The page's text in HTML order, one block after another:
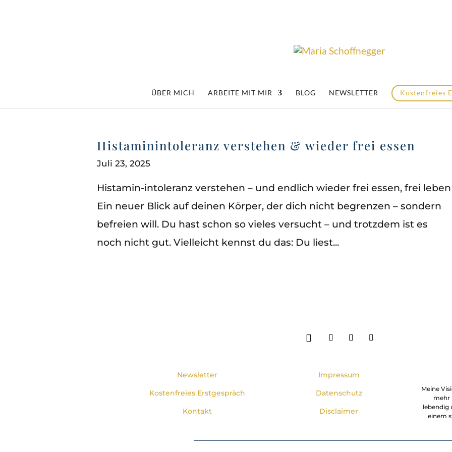
ÜBER MICH ARBEITE MIT MIR BLOG NEWSLETTER Kostenfreies
Histaminintoleranz verstehen & wieder frei essen
Juli 23, 2025
Histamin-intoleranz verstehen – und endlich wieder frei essen, frei leben
Ein neuer Blick auf deinen Körper, der dich nicht begrenzen – sondern
befreien will. Du hast schon so vieles versucht – und trotzdem ist es
noch nicht gut. Vielleicht kennst du das: Du liest...
Newsletter
Kostenfreies Erstgespräch
Kontakt
Impressum
Datenschutz
Disclaimer
Meine
mehr
lebendig
einem